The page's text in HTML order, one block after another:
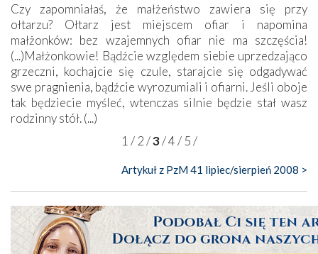
Czy zapomniałaś, że małżeństwo zawiera się przy
ołtarzu? Ołtarz jest miejscem ofiar i napomina
małżonków: bez wzajemnych ofiar nie ma szczęścia!
(...)Małżonkowie! Bądźcie względem siebie uprzedzająco
grzeczni, kochajcie się czule, starajcie się odgadywać
swe pragnienia, bądźcie wyrozumiali i ofiarni. Jeśli oboje
tak będziecie myśleć, wtenczas silnie będzie stał wasz
rodzinny stół. (...)
1 / 2/3/4/ 5/
Artykuł z PzM 41 lipiec/sierpień 2008 >